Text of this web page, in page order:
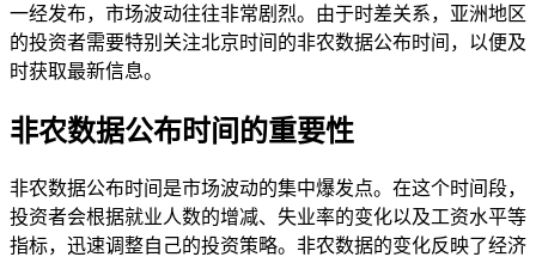
一经发布，市场波动往往非常剧烈。由于时差关系，亚洲地区
的投资者需要特别关注北京时间的非农数据公布时间，以便及
时获取最新信息。
非农数据公布时间的重要性
非农数据公布时间是市场波动的集中爆发点。在这个时间段，
投资者会根据就业人数的增减、失业率的变化以及工资水平等
指标，迅速调整自己的投资策略。非农数据的变化反映了经济